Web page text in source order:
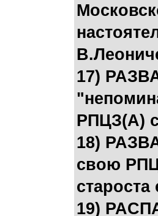
17)
РПЦЗ(А)
18)
свою
19)